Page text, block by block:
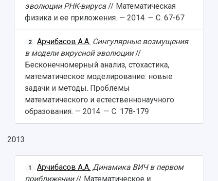
эволюции РНК-вируса // Математическая
физика и ее приложения. — 2014. — С. 67-67
2 Арчибасов А.А. Сингулярные возмущения
в модели вирусной эволюции//
Бесконечномерный анализ, стохастика,
математическое моделирование: новые
задачи и методы. Проблемы
математического и естественнонаучного
образования. — 2014. — С. 178-179
2013
1 Арчибасов А.А. Динамика ВИЧ в первом
приближении// Математическое и